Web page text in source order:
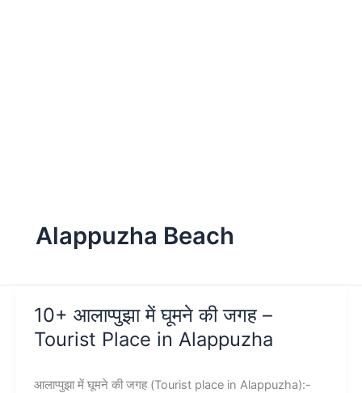
Alappuzha Beach
10+ आलाप्पुझा में घूमने की जगह –
Tourist Place in Alappuzha
आलाप्पुझा में घूमने की जगह (Tourist place in Alappuzha):-